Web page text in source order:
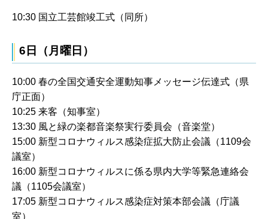
10:30 国立工芸館竣工式（同所）
6日（月曜日）
10:00 春の全国交通安全運動知事メッセージ伝達式（県
庁正面）
10:25 来客（知事室）
13:30 風と緑の楽都音楽祭実行委員会（音楽堂）
15:00 新型コロナウィルス感染症拡大防止会議（1109会
議室）
16:00 新型コロナウィルスに係る県内大学等緊急連絡会
議（1105会議室）
17:05 新型コロナウィルス感染症対策本部会議（庁議
室）